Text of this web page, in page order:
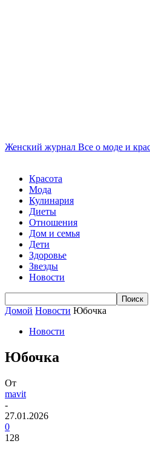
Женский журнал Все о моде и
Красота
Мода
Кулинария
Диеты
Отношения
Дом и семья
Дети
Здоровье
Звезды
Новости
Домой Новости Юбочка
Новости
Юбочка
От
mavit
-
27.01.2026
0
128